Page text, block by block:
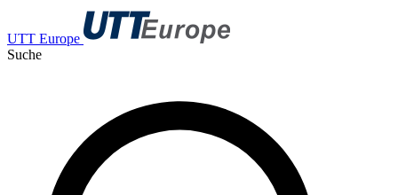
UTT Europe
Suche